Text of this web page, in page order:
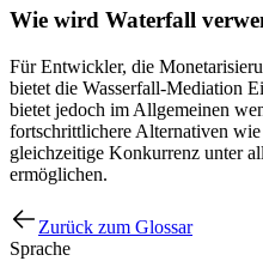
Wie wird Waterfall
Für Entwickler, die
bietet die Wasserfall-Mediation
bietet jedoch im Allgemeinen
fortschrittlichere Alternativen
gleichzeitige Konkurrenz unter
ermöglichen.
Zurück zum Glossar
Sprache